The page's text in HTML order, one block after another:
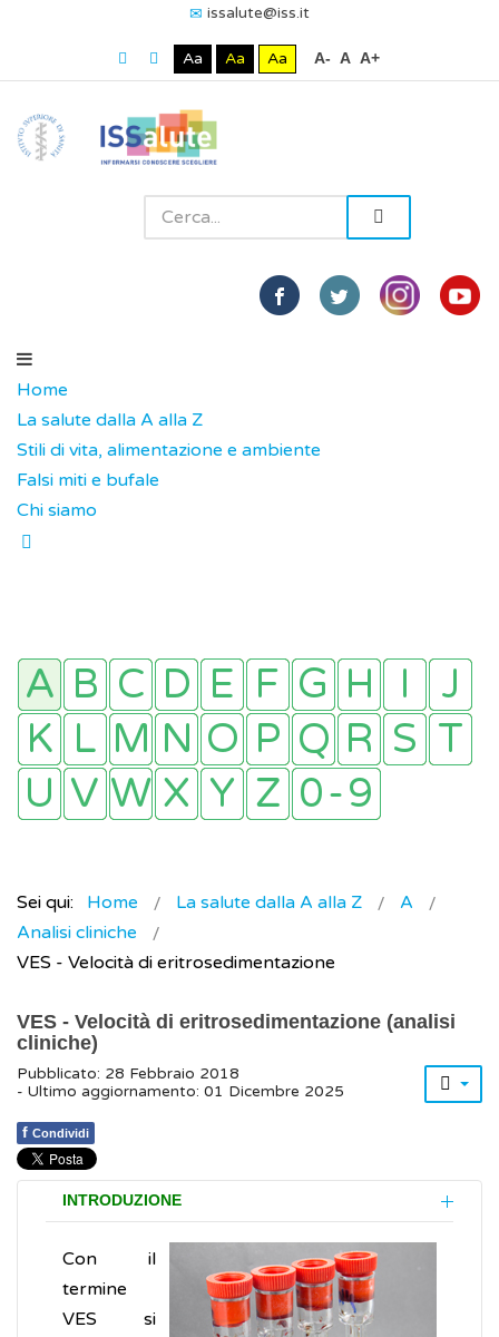
issalute@iss.it
Aa Aa Aa A- A A+
Home
La salute dalla A alla Z
Stili di vita, alimentazione e ambiente
Falsi miti e bufale
Chi siamo
Sei qui: Home La salute dalla A alla Z
A
Analisi cliniche
VES - Velocità di eritrosedimentazione
VES - Velocità di eritrosedimentazione (analisi
cliniche)
Pubblicato: 28 Febbraio 2018
- Ultimo aggiornamento: 01 Dicembre 2025
f Condividi
INTRODUZIONE
Con il
termine
VES si